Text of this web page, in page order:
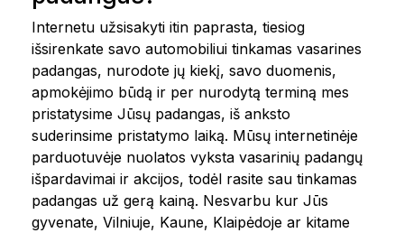
Internetu užsisakyti itin paprasta, tiesiog
išsirenkate savo automobiliui tinkamas vasarines
padangas, nurodote jų kiekį, savo duomenis,
apmokėjimo būdą ir per nurodytą terminą mes
pristatysime Jūsų padangas, iš anksto
suderinsime pristatymo laiką. Mūsų internetinėje
parduotuvėje nuolatos vyksta vasarinių padangų
išpardavimai ir akcijos, todėl rasite sau tinkamas
padangas už gerą kainą. Nesvarbu kur Jūs
gyvenate, Vilniuje, Kaune, Klaipėdoje ar kitame